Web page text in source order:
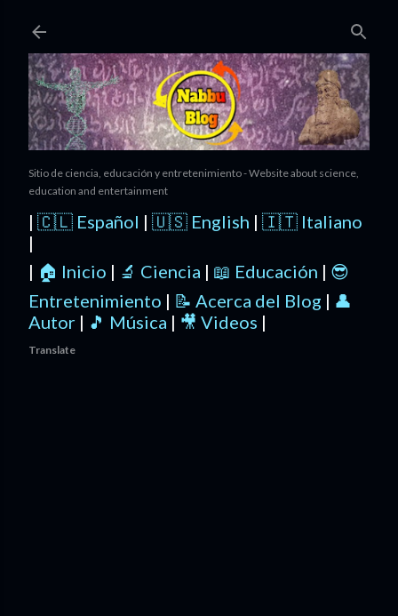
Sitio de ciencia, educación y entretenimiento - Website about science,
education and entertainment
| 🇨🇱 Español | 🇺🇸 English | 🇮🇹 Italiano
|
| 🏠 Inicio | 🔬 Ciencia | 📖 Educación | 😎
Entretenimiento | 📝 Acerca del Blog | 👤
Autor | 🎵 Música | 🎥 Videos |
Translate